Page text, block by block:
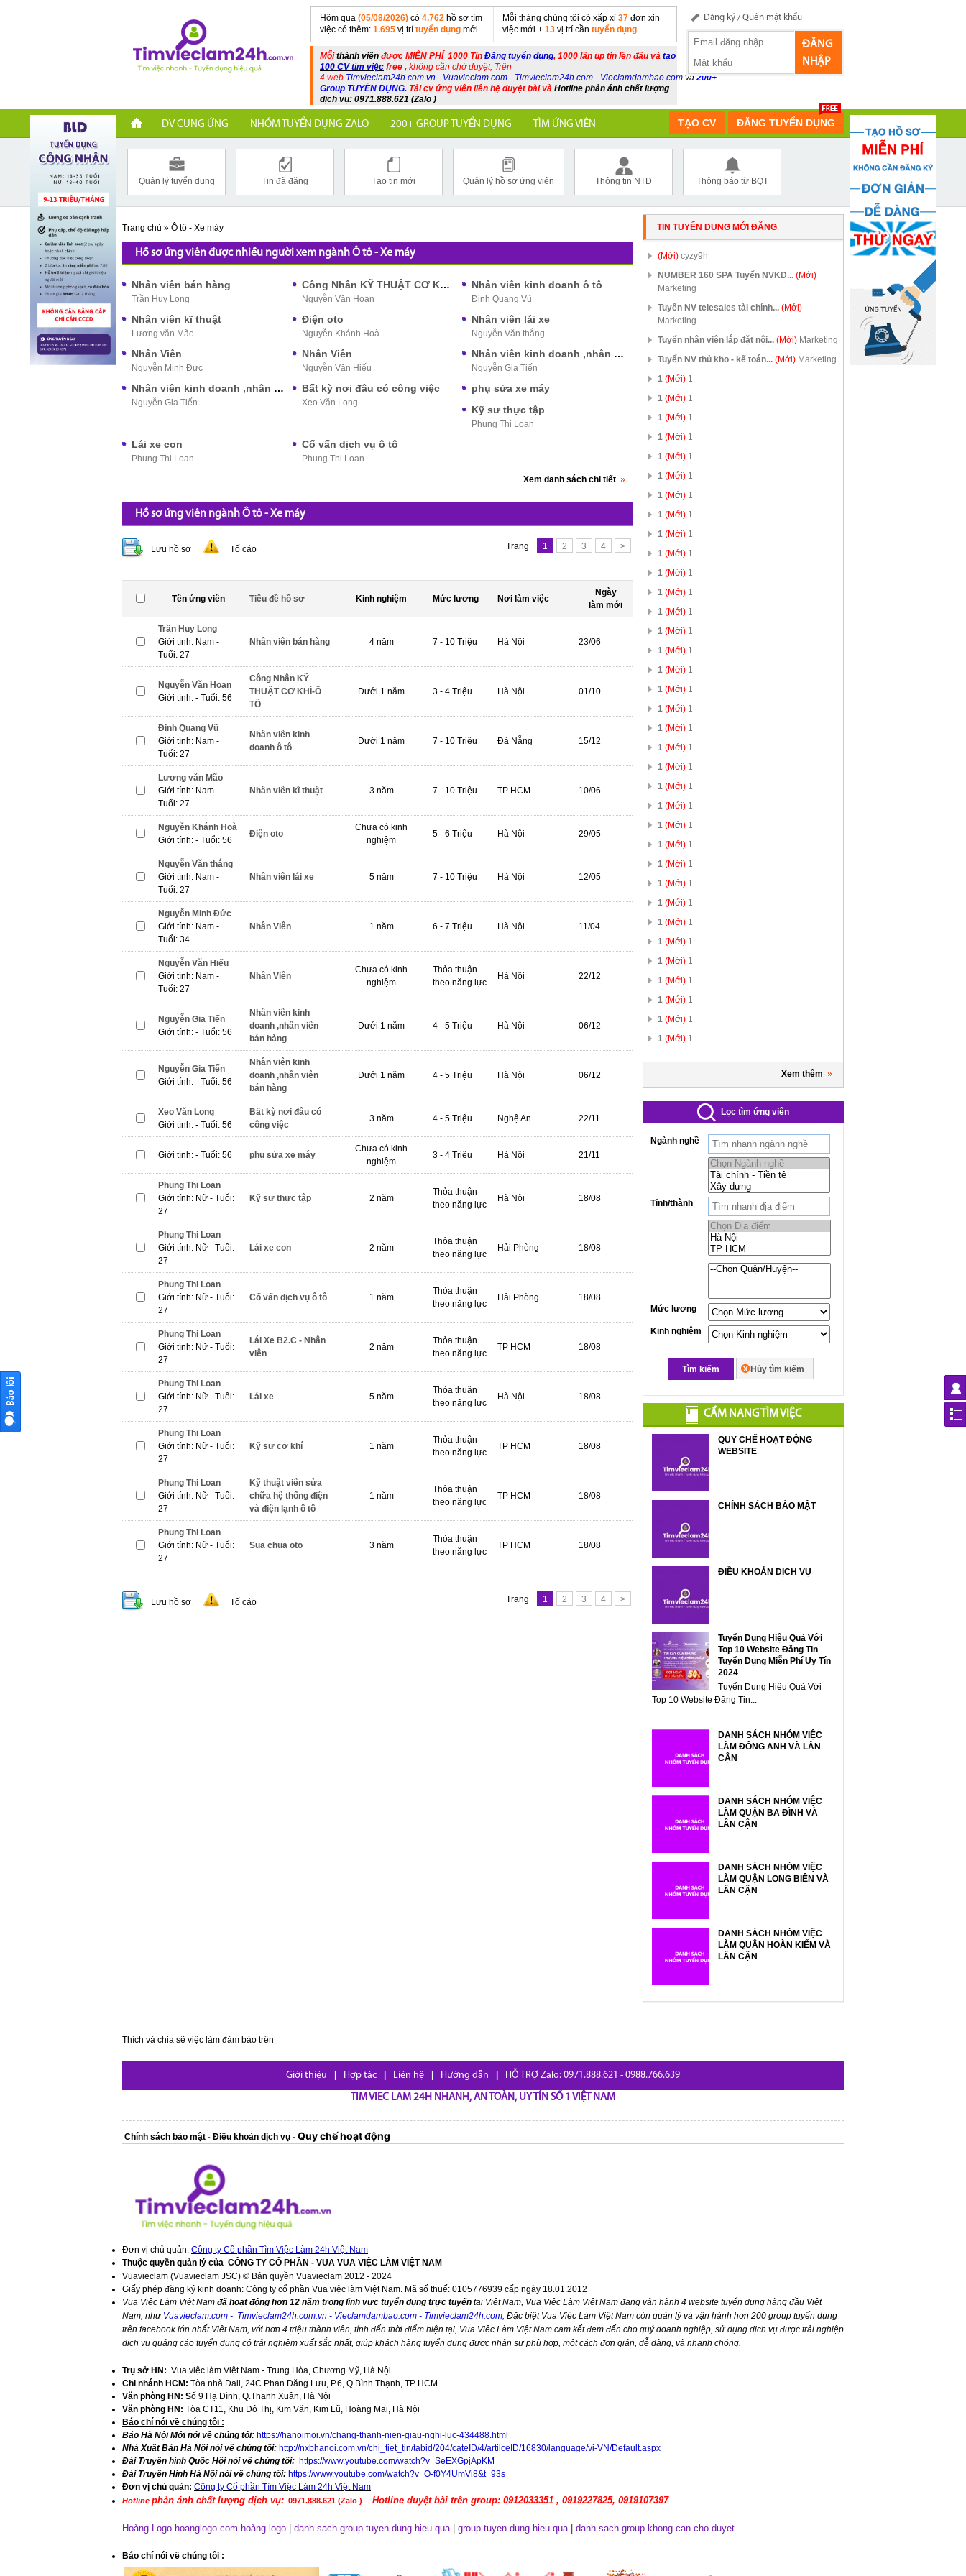
Hôm qua (05/08/2026) có 4.762 hồ sơ tìm
việc có thêm: 1.695 vị trí tuyển dụng mới
Mỗi tháng chúng tôi có xấp xỉ 37 đơn xin
việc mới + 13 vị trí cần tuyển dụng
Mỗithành viên được MIỄN PHÍ 1000 Tin Đăng tuyển dụng, 1000 lần up tin lên đầu và tạo
100 CV tìm việc free , không cần chờ duyệt, Trên
4 web Timvieclam24h.com.vn - Vuavieclam.com - Timvieclam24h.com - Vieclamdambao.com và 200+
Group TUYỂN DỤNG. Tải cv ứng viên liên hệ duyệt bài và Hotline phản ánh chất lượng
dịch vụ: 0971.888.621 (Zalo )
Đăng ký /Quên mật khẩu
ĐĂNG
NHẬP
DV CUNG ỨNG NHÓM TUYỂN DỤNG ZALO 200+ GROUP TUYỂN DỤNG TÌM ỨNG VIÊN ĐĂNG TUYỂN DỤNG
TẠO CV
Quản lý tuyển dụng Tin đã đăng Tạo tin mới Quản lý hồ sơ ứng viên Thông tin NTD Thông báo từ BQT
Trang chủ » Ô tô - Xe máy
Hồ sơ ứng viên được nhiều người xem ngành Ô tô - Xe máy
Nhân viên bán hàng
Trần Huy Long
Công Nhân KỸ THUẬT CƠ KHÍ-Ô TÔ
Nguyễn Văn Hoan
Nhân viên kinh doanh ô tô
Đinh Quang Vũ
Nhân viên kĩ thuật
Lương văn Mão
Điện oto
Nguyễn Khánh Hoà
Nhân viên lái xe
Nguyễn Văn thắng
Nhân Viên
Nguyễn Minh Đức
Nhân Viên
Nguyễn Văn Hiếu
Nhân viên kinh doanh ,nhân viên bán hàng
Nguyễn Gia Tiến
Nhân viên kinh doanh ,nhân viên bán hàng
Nguyễn Gia Tiến
Bất kỳ nơi đâu có công việc
Xeo Văn Long
phụ sửa xe máy
Kỹ sư thực tập
Phung Thi Loan
Lái xe con
Phung Thi Loan
Cố vấn dịch vụ ô tô
Phung Thi Loan
Xem danh sách chi tiết
Hồ sơ ứng viên ngành Ô tô - Xe máy
Lưu hồ sơ Tố cáo Trang 1 2 3 4 >
Tên ứng viên Tiêu đề hồ sơ Kinh nghiệm Mức lương Nơi làm việc
Ngày
làm mới
Trần Huy Long
Giới tính: Nam -
Tuổi: 27
Nhân viên bán hàng 4 năm 7 - 10 Triệu Hà Nội 23/06
Nguyễn Văn Hoan
Giới tính: - Tuổi: 56
Công Nhân KỸ
THUẬT CƠ KHÍ-Ô
TÔ
Dưới 1 năm 3 - 4 Triệu Hà Nội 01/10
Đinh Quang Vũ
Giới tính: Nam -
Tuổi: 27
Nhân viên kinh
doanh ô tô
Dưới 1 năm 7 - 10 Triệu Đà Nẵng 15/12
Lương văn Mão
Giới tính: Nam -
Tuổi: 27
Nhân viên kĩ thuật 3 năm 7 - 10 Triệu TP HCM 10/06
Nguyễn Khánh Hoà
Giới tính: - Tuổi: 56
Điện oto
Chưa có kinh
nghiệm
5 - 6 Triệu Hà Nội 29/05
Nguyễn Văn thắng
Giới tính: Nam -
Tuổi: 27
Nhân viên lái xe 5 năm 7 - 10 Triệu Hà Nội 12/05
Nguyễn Minh Đức
Giới tính: Nam -
Tuổi: 34
Nhân Viên 1 năm 6 - 7 Triệu Hà Nội 11/04
Nguyễn Văn Hiếu
Giới tính: Nam -
Tuổi: 27
Nhân Viên
Chưa có kinh
nghiệm
Thỏa thuận
theo năng lực
Hà Nội 22/12
Nguyễn Gia Tiến
Giới tính: - Tuổi: 56
Nhân viên kinh
doanh ,nhân viên
bán hàng
Dưới 1 năm 4 - 5 Triệu Hà Nội 06/12
Nguyễn Gia Tiến
Giới tính: - Tuổi: 56
Nhân viên kinh
doanh ,nhân viên
bán hàng
Dưới 1 năm 4 - 5 Triệu Hà Nội 06/12
Xeo Văn Long
Giới tính: - Tuổi: 56
Bất kỳ nơi đâu có
công việc
3 năm 4 - 5 Triệu Nghệ An 22/11
Giới tính: - Tuổi: 56 phụ sửa xe máy
Chưa có kinh
nghiệm
3 - 4 Triệu Hà Nội 21/11
Phung Thi Loan
Giới tính: Nữ - Tuổi:
27
Kỹ sư thực tập 2 năm
Thỏa thuận
theo năng lực
Hà Nội 18/08
Phung Thi Loan
Giới tính: Nữ - Tuổi:
27
Lái xe con 2 năm
Thỏa thuận
theo năng lực
Hải Phòng 18/08
Phung Thi Loan
Giới tính: Nữ - Tuổi:
27
Cố vấn dịch vụ ô tô 1 năm
Thỏa thuận
theo năng lực
Hải Phòng 18/08
Phung Thi Loan
Giới tính: Nữ - Tuổi:
27
Lái Xe B2.C - Nhân
viên
2 năm
Thỏa thuận
theo năng lực
TP HCM 18/08
Phung Thi Loan
Giới tính: Nữ - Tuổi:
27
Lái xe 5 năm
Thỏa thuận
theo năng lực
Hà Nội 18/08
Phung Thi Loan
Giới tính: Nữ - Tuổi:
27
Kỹ sư cơ khí 1 năm
Thỏa thuận
theo năng lực
TP HCM 18/08
Phung Thi Loan
Giới tính: Nữ - Tuổi:
27
Kỹ thuật viên sửa
chữa hệ thống điện
và điện lạnh ô tô
1 năm
Thỏa thuận
theo năng lực
TP HCM 18/08
Phung Thi Loan
Giới tính: Nữ - Tuổi:
27
Sua chua oto 3 năm
Thỏa thuận
theo năng lực
TP HCM 18/08
Lưu hồ sơ Tố cáo Trang 1 2 3 4 >
TIN TUYỂN DỤNG MỚI ĐĂNG
(Mới) cyzy9h
NUMBER 160 SPA Tuyển NVKD... (Mới)
Marketing
Tuyển NV telesales tài chính... (Mới)
Marketing
Tuyển nhân viên lắp đặt nội... (Mới) Marketing
Tuyển NV thủ kho - kế toán... (Mới) Marketing
1 (Mới) 1
1 (Mới) 1
1 (Mới) 1
1 (Mới) 1
1 (Mới) 1
1 (Mới) 1
1 (Mới) 1
1 (Mới) 1
1 (Mới) 1
1 (Mới) 1
1 (Mới) 1
1 (Mới) 1
1 (Mới) 1
1 (Mới) 1
1 (Mới) 1
1 (Mới) 1
1 (Mới) 1
1 (Mới) 1
1 (Mới) 1
1 (Mới) 1
1 (Mới) 1
1 (Mới) 1
1 (Mới) 1
1 (Mới) 1
1 (Mới) 1
1 (Mới) 1
1 (Mới) 1
1 (Mới) 1
1 (Mới) 1
1 (Mới) 1
1 (Mới) 1
1 (Mới) 1
1 (Mới) 1
1 (Mới) 1
1 (Mới) 1
Xem thêm
Lọc tìm ứng viên
Ngành nghề
Tỉnh/thành
Mức lương
Kinh nghiệm
Tìm kiếm Hủy tìm kiếm
CẨM NANG TÌM VIỆC
QUY CHẾ HOẠT ĐỘNG
WEBSITE
CHÍNH SÁCH BẢO MẬT
ĐIỀU KHOẢN DỊCH VỤ
Tuyển Dụng Hiệu Quả Với
Top 10 Website Đăng Tin
Tuyển Dụng Miễn Phí Uy Tín
2024
Tuyển Dụng Hiệu Quả Với
Top 10 Website Đăng Tin...
DANH SÁCH NHÓM VIỆC
LÀM ĐÔNG ANH VÀ LÂN
CẬN
DANH SÁCH NHÓM VIỆC
LÀM QUẬN BA ĐÌNH VÀ
LÂN CẬN
DANH SÁCH NHÓM VIỆC
LÀM QUẬN LONG BIÊN VÀ
LÂN CẬN
DANH SÁCH NHÓM VIỆC
LÀM QUẬN HOÀN KIẾM VÀ
LÂN CẬN
Thích và chia sẽ việc làm đảm bảo trên
Giới thiệu Hợp tác Liên hệ Hướng dẫn HỖ TRỢ Zalo: 0971.888.621 - 0988.766.639
TIM VIEC LAM 24H NHANH, AN TOÀN, UY TÍN SỐ 1 VIỆT NAM
Chính sách bảo mật - Điều khoản dịch vụ - Quy chế hoạt động
Đơn vị chủ quản: Công ty Cổ phần Tìm Việc Làm 24h Việt Nam
Thuộc quyền quản lý của CÔNG TY CỔ PHẦN - VUA VUA VIỆC LÀM VIỆT NAM
Vuavieclam (Vuavieclam JSC) © Bản quyền Vuavieclam 2012 - 2024
Giấy phép đăng ký kinh doanh: Công ty cổ phần Vua việc làm Việt Nam. Mã số thuế: 0105776939 cấp ngày 18.01.2012
Vua Việc Làm Việt Nam đã hoạt động hơn 12 năm trong lĩnh vực tuyển dụng trực tuyến tại Việt Nam, Vua Việc Làm Việt Nam đang vận hành 4 website tuyển dụng hàng đầu Việt
Nam, như Vuavieclam.com - Timvieclam24h.com.vn - Vieclamdambao.com - Timvieclam24h.com, Đặc biệt Vua Việc Làm Việt Nam còn quản lý và vận hành hơn 200 group tuyển dụng
trên facebook lớn nhất Việt Nam, với hơn 4 triệu thành viên, tính đến thời điểm hiện tại, Vua Việc Làm Việt Nam cam kết đem đến cho quý doanh nghiệp, sử dụng dịch vụ được trải nghiệp
dịch vụ quảng cáo tuyển dụng có trải nghiệm xuất sắc nhất, giúp khách hàng tuyển dụng được nhân sự phù hợp, một cách đơn giản, dễ dàng, và nhanh chóng.
Trụ sở HN: Vua việc làm Việt Nam - Trung Hòa, Chương Mỹ, Hà Nội.
Chi nhánh HCM: Tòa nhà Dali, 24C Phan Đăng Lưu, P.6, Q.Bình Thạnh, TP HCM
Văn phòng HN: Số 9 Hạ Đình, Q.Thanh Xuân, Hà Nội
Văn phòng HN: Tòa CT11, Khu Đô Thị, Kim Văn, Kim Lũ, Hoàng Mai, Hà Nội
​Báo chí nói về chúng tôi :
Báo Hà Nội Mới nói về chúng tôi: https://hanoimoi.vn/chang-thanh-nien-giau-nghi-luc-434488.html
Nhà Xuất Bản Hà Nội nói về chúng tôi: http://nxbhanoi.com.vn/chi_tiet_tin/tabid/204/cateID/4/artilceID/16830/language/vi-VN/Default.aspx
Đài Truyền hình Quốc Hội nói về chúng tôi: https://www.youtube.com/watch?v=SeEXGpjApKM
Đài Truyền Hình Hà Nội nói về chúng tôi: https://www.youtube.com/watch?v=O-f0Y4UmVi8&t=93s
Đơn vị chủ quản: Công ty Cổ phần Tìm Việc Làm 24h Việt Nam
Hotline phản ánh chất lượng dịch vụ:: 0971.888.621 (Zalo ) - Hotline duyệt bài trên group: 0912033351 , 0919227825, 0919107397
Hoàng Logo hoanglogo.com hoàng logo danh sach group tuyen dung hieu qua| group tuyen dung hieu qua| danh sach group khong can cho duyet
​Báo chí nói về chúng tôi :